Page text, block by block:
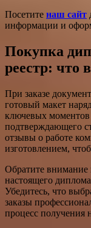
Посетите наш сайт
информации и
Покупка
реестр: что
При заказе
готовый макет
ключевых
подтверждающего
отзывы о работе
изготовлением,
Обратите внимание
настоящего
Убедитесь, что
заказы
процесс получения